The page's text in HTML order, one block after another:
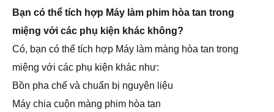
Bạn có thể tích hợp Máy làm phim hòa tan trong
miệng với các phụ kiện khác không?
Có, bạn có thể tích hợp Máy làm màng hòa tan trong
miệng với các phụ kiện khác như:
Bồn pha chế và chuẩn bị nguyên liệu
Máy chia cuộn màng phim hòa tan